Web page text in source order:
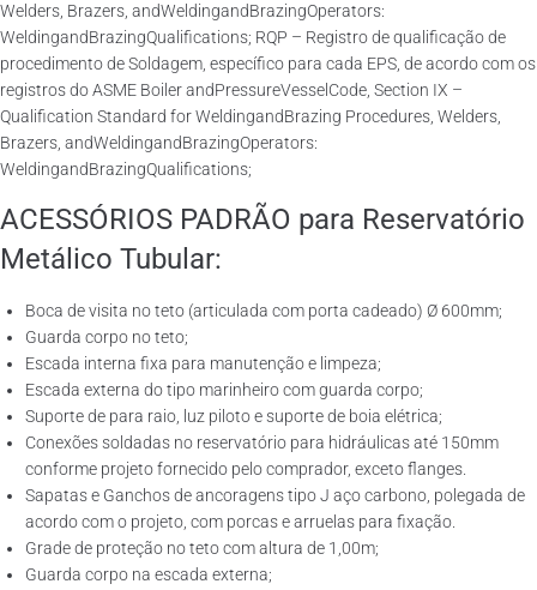
Welders, Brazers, andWeldingandBrazingOperators:
WeldingandBrazingQualifications; RQP – Registro de qualificação de
procedimento de Soldagem, específico para cada EPS, de acordo com os
registros do ASME Boiler andPressureVesselCode, Section IX –
Qualification Standard for WeldingandBrazing Procedures, Welders,
Brazers, andWeldingandBrazingOperators:
WeldingandBrazingQualifications;
ACESSÓRIOS PADRÃO para Reservatório
Metálico Tubular:
Boca de visita no teto (articulada com porta cadeado) Ø 600mm;
Guarda corpo no teto;
Escada interna fixa para manutenção e limpeza;
Escada externa do tipo marinheiro com guarda corpo;
Suporte de para raio, luz piloto e suporte de boia elétrica;
Conexões soldadas no reservatório para hidráulicas até 150mm
conforme projeto fornecido pelo comprador, exceto flanges.
Sapatas e Ganchos de ancoragens tipo J aço carbono, polegada de
acordo com o projeto, com porcas e arruelas para fixação.
Grade de proteção no teto com altura de 1,00m;
Guarda corpo na escada externa;